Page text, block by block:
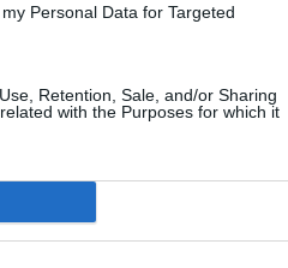
Personal Data for Targeted
Retention, Sale, and/or Sharing
with the Purposes for which it